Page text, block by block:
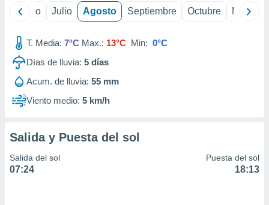
1199
Junio Julio Agosto Septiembre Octubre
T. Media: 7°C Max.: 13°C Min: 0°C
Días de lluvia: 5 días
Acum. de lluvia: 55 mm
Viento medio: 5 km/h
Salida y Puesta del sol
Salida del sol
07:24
Puesta del sol
18:13